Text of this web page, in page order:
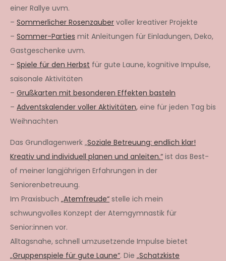
einer Rallye uvm.
– Sommerlicher Rosenzauber voller kreativer Projekte
– Sommer-Parties mit Anleitungen für Einladungen, Deko,
Gastgeschenke uvm.
– Spiele für den Herbst für gute Laune, kognitive Impulse,
saisonale Aktivitäten
– Grußkarten mit besonderen Effekten basteln
– Adventskalender voller Aktivitäten, eine für jeden Tag bis
Weihnachten
Das Grundlagenwerk „Soziale Betreuung: endlich klar!
Kreativ und individuell planen und anleiten.“ ist das Best-
of meiner langjährigen Erfahrungen in der
Seniorenbetreuung.
Im Praxisbuch „Atemfreude“ stelle ich mein
schwungvolles Konzept der Atemgymnastik für
Senior:innen vor.
Alltagsnahe, schnell umzusetzende Impulse bietet
„Gruppenspiele für gute Laune“. Die „Schatzkiste